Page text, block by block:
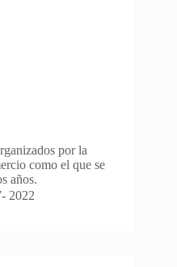
por la
como el que se
años.
2022